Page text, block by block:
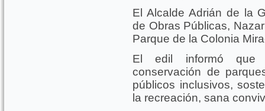
El Alcalde Adrián de la
de Obras Públicas,
Parque de la Colonia
El edil informó que
conservación de
públicos inclusivos,
la recreación, sana